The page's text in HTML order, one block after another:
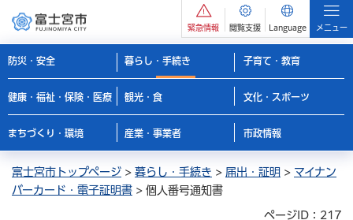
緊急情報 閲覧支援 Language メニュー
防災・安全 暮らし・手続き 子育て・教育
健康・福祉・保険・医療 観光・食 文化・スポーツ
まちづくり・環境 産業・事業者 市政情報
富士宮市トップページ > 暮らし・手続き > 届出・証明 > マイナン
バーカード・電子証明書 > 個人番号通知書
ページID：217